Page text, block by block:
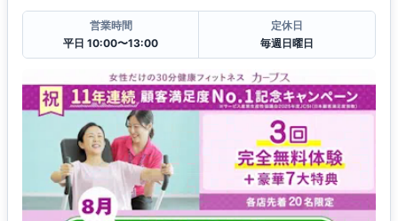
営業時間
平日 10:00〜13:00
定休日
毎週日曜日